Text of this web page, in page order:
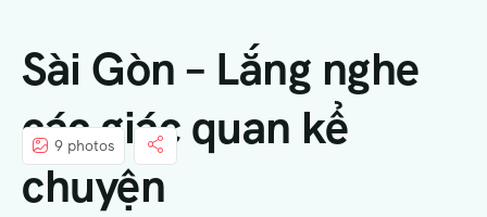
Sài Gòn – Lắng nghe
các giác quan kể
chuyện
9 photos